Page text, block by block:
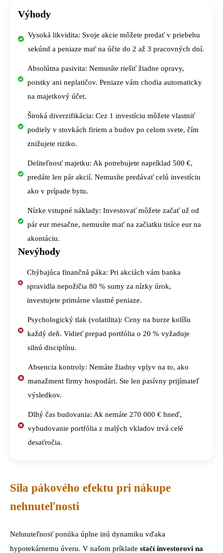
Výhody
Vysoká likvidita: Svoje akcie môžete predať v priebehu
sekúnd a peniaze mať na účte do 2 až 3 pracovných dní.
Absolútna pasivita: Nemusíte riešiť žiadne opravy,
poistky ani neplatičov. Peniaze vám chodia automaticky
na majetkový účet.
Široká diverzifikácia: Cez 1 investíciu môžete vlastniť
podiely v stovkách firiem a budov po celom svete, čím
znižujete riziko.
Deliteľnosť majetku: Ak potrebujete napríklad 500 €,
predáte len pár akcií. Nemusíte predávať celú investíciu
ako v prípade bytu.
Nízke vstupné náklady: Investovať môžete začať už od
pár eur mesačne, nemusíte mať na začiatku tisíce eur na
akontáciu.
Nevýhody
Chýbajúca finančná páka: Pri akciách vám banka
spravidla nepožičia 80 % sumy za nízky úrok,
investujete primárne vlastné peniaze.
Psychologický tlak (volatilita): Ceny na burze kolíšu
každý deň. Vidieť prepad portfólia o 20 % vyžaduje
silnú disciplínu.
Absencia kontroly: Nemáte žiadny vplyv na to, ako
manažment firmy hospodári. Ste len pasívny prijímateľ
výsledkov.
Dlhý čas budovania: Ak nemáte 270 000 € hneď,
vybudovanie portfólia z malých vkladov trvá celé
desaťročia.
Sila pákového efektu pri nákupe
nehnuteľnosti
Nehnuteľnosť ponúka úplne inú dynamiku vďaka
hypotekárnemu úveru. V našom príklade stačí investorovi na